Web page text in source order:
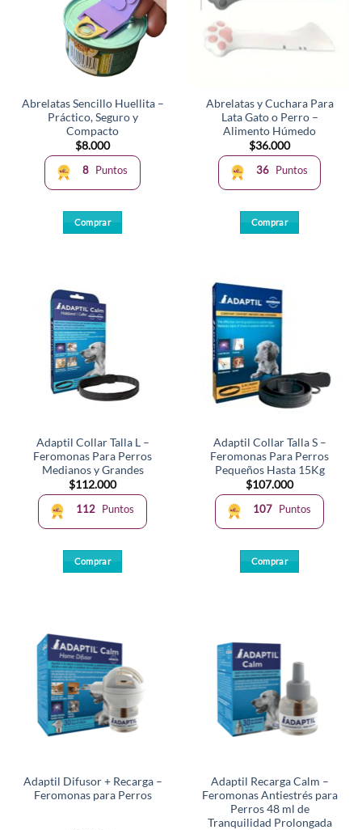
Abrelatas Sencillo Huellita –
Práctico, Seguro y
Compacto
$8.000
8 Puntos
Comprar
Abrelatas y Cuchara Para
Lata Gato o Perro –
Alimento Húmedo
$36.000
36 Puntos
Comprar
múltiples
variantes.
Las
opciones
se
pueden
elegir
en
página
de
producto
Adaptil Collar Talla L –
Feromonas Para Perros
Medianos y Grandes
$112.000
112 Puntos
Comprar
Adaptil Collar Talla S –
Feromonas Para Perros
Pequeños Hasta 15Kg
$107.000
107 Puntos
Comprar
Adaptil Difusor + Recarga –
Feromonas para Perros
Adaptil Recarga Calm –
Feromonas Antiestrés para
Perros 48 ml de
Tranquilidad Prolongada